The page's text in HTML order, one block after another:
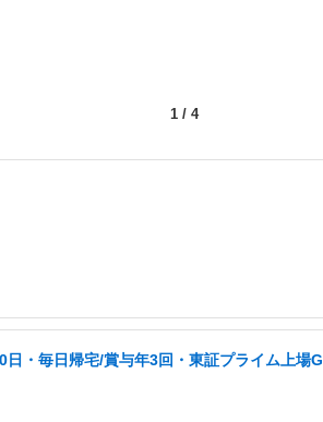
1 / 4
・毎日帰宅/賞与年3回・東証プライム上場G